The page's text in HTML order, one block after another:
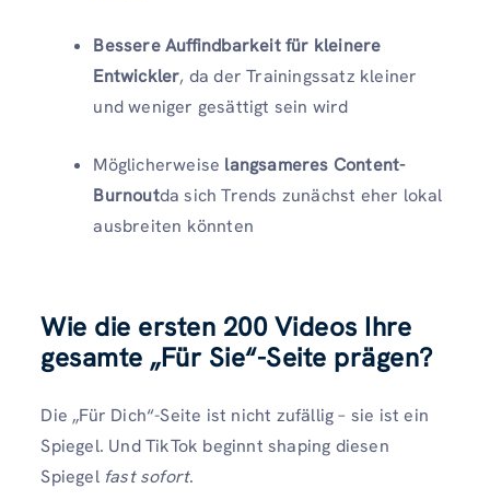
Bessere Auffindbarkeit für kleinere
Entwickler, da der Trainingssatz kleiner
und weniger gesättigt sein wird
Möglicherweise langsameres Content-
Burnoutda sich Trends zunächst eher lokal
ausbreiten könnten
Wie die ersten 200 Videos Ihre
gesamte „Für Sie“-Seite prägen?
Die „Für Dich“-Seite ist nicht zufällig – sie ist ein
Spiegel. Und TikTok beginnt shaping diesen
Spiegel fast sofort.